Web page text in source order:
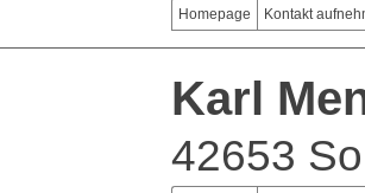
Homepage Kontakt
Karl
42653